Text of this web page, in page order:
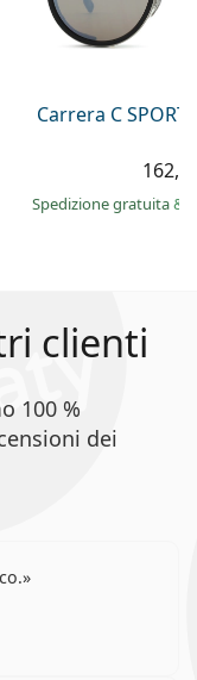
Carrera C SPORT
Spedizione gratuita&
clienti
100 %
dei